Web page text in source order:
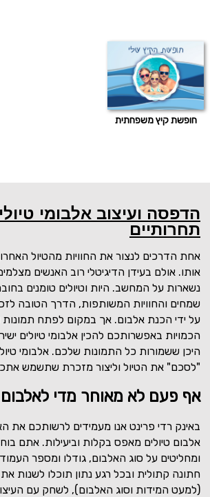
חופשת קיץ משפחתית
הדפסה ועיצוב אלבומי
תחרותיים
אחת הדרכים לנצור את החוויות מהטיול
אותו. אולם בעידן הדיגיטלי רוב האנשים
נשארות על המחשב. היות וטיולים טומנים
שמחים והחוויות המשותפות, הדרך הטובה
על ידי הכנת אלבום. אך במקום לפתח
הכמויות באפשרותכם להכין אלבומי טיולים
היכן ששמורות כל התמונות שלכם. אלבומי
"לסכם" את הטיול וליצור מזכרת שתשמש
אף פעם לא מאוחר מדי לאלבום
באינק רדי פרינט אנו מעמידים לרשותכם את
אלבום טיולים מאפס בקלות וביעילות. אתם
ומחליטים על סוג האלבום, גודלו ומספר
חתונה קתולית ובכל רגע נתון תוכלו לשנות
(למעט המידות וסוג האלבום), לשחק עם